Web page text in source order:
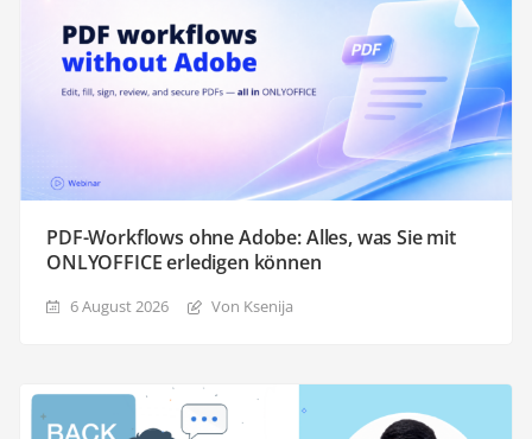
PDF-Workflows ohne Adobe: Alles, was Sie mit
ONLYOFFICE erledigen können
6 August 2026 Von Ksenija